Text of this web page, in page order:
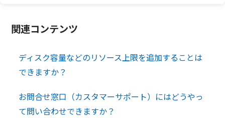
関連コンテンツ
ディスク容量などのリソース上限を追加することは
できますか？
お問合せ窓口（カスタマーサポート）にはどうやっ
て問い合わせできますか？